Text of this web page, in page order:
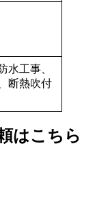
水工事、
断熱吹付
はこちら